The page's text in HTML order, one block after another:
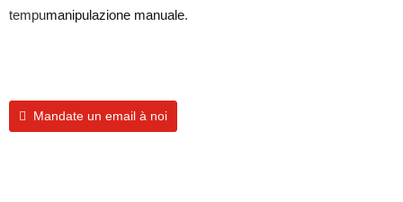
tempumanipulazione manuale.
Mandate un email à noi